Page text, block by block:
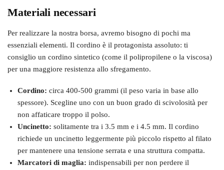
Materiali necessari
Per realizzare la nostra borsa, avremo bisogno di pochi ma
essenziali elementi. Il cordino è il protagonista assoluto: ti
consiglio un cordino sintetico (come il polipropilene o la viscosa)
per una maggiore resistenza allo sfregamento.
Cordino: circa 400-500 grammi (il peso varia in base allo
spessore). Scegline uno con un buon grado di scivolosità per
non affaticare troppo il polso.
Uncinetto: solitamente tra i 3.5 mm e i 4.5 mm. Il cordino
richiede un uncinetto leggermente più piccolo rispetto al filato
per mantenere una tensione serrata e una struttura compatta.
Marcatori di maglia: indispensabili per non perdere il